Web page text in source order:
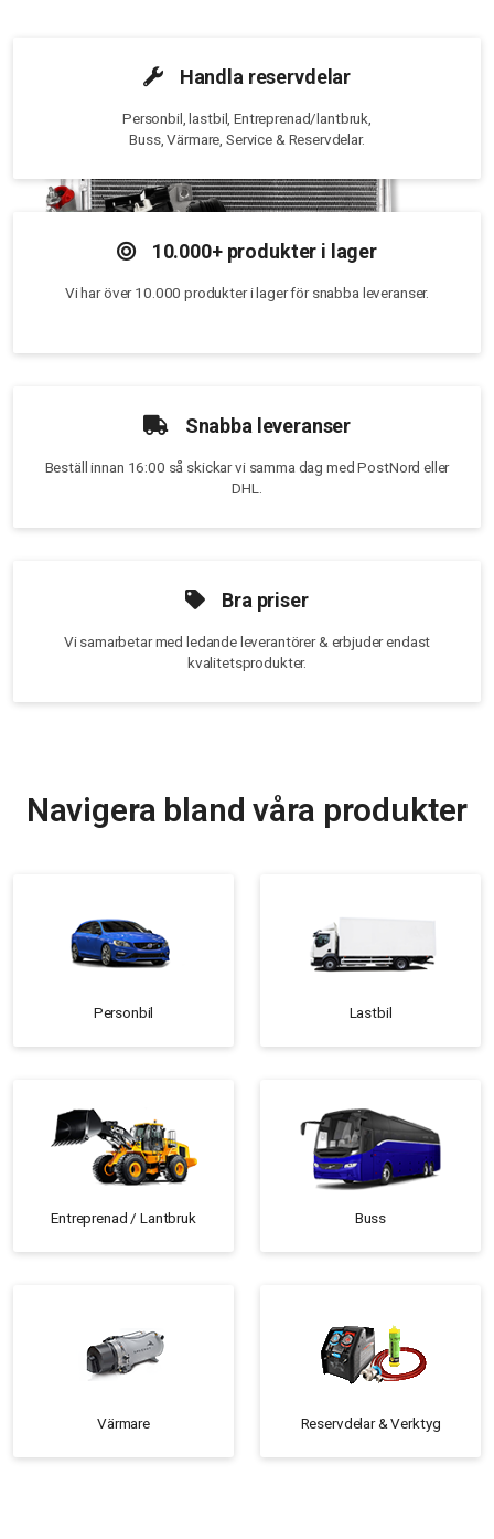
Handla reservdelar
Personbil, lastbil, Entreprenad/lantbruk,
Buss, Värmare, Service & Reservdelar.
10.000+ produkter i lager
Vi har över 10.000 produkter i lager för snabba leveranser.
Snabba leveranser
Beställ innan 16:00 så skickar vi samma dag med PostNord eller
DHL.
Bra priser
Vi samarbetar med ledande leverantörer & erbjuder endast
kvalitetsprodukter.
Navigera bland våra produkter
Personbil Lastbil
Entreprenad / Lantbruk Buss
Värmare Reservdelar & Verktyg